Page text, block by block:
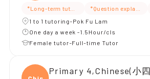
*Long-term tutoring *Question
1 to 1 tutoring-Pok Fu Lam
One day a week -1.5Hour/cls
Female tutor-Full-time Tutor
Primary 4,Chinese(小